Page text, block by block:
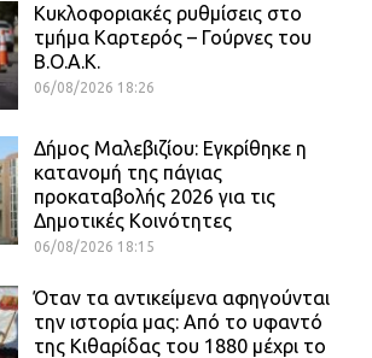
Κυκλοφοριακές ρυθμίσεις στο
τμήμα Καρτερός – Γούρνες του
Β.Ο.Α.Κ.
06/08/2026 18:26
Δήμος Μαλεβιζίου: Εγκρίθηκε η
κατανομή της πάγιας
προκαταβολής 2026 για τις
Δημοτικές Κοινότητες
06/08/2026 18:15
Όταν τα αντικείμενα αφηγούνται
την ιστορία μας: Από το υφαντό
της Κιθαρίδας του 1880 μέχρι το